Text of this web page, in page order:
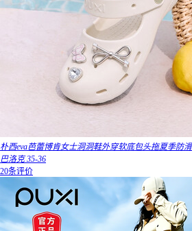
朴西eva芭蕾博肯女士洞洞鞋外穿软底包头拖夏季防
巴洛克 35-36
20条评价